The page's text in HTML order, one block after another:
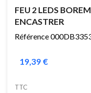
FEU 2 LEDS
ENCASTRER
Référence
19,39 €
TTC